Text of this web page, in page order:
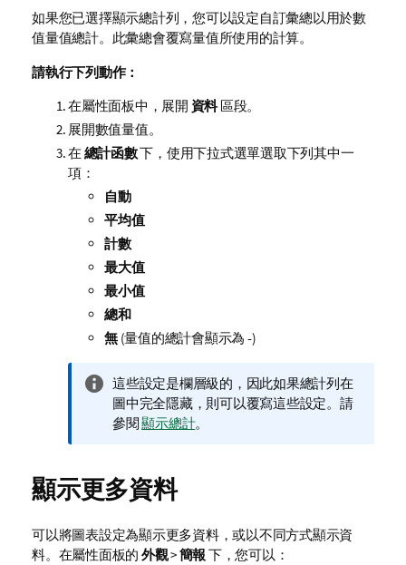
如果您已選擇顯示總計列，您可以設定自訂彙總以用於數
值量值總計。此彙總會覆寫量值所使用的計算。
請執行下列動作：
在屬性面板中，展開 資料區段。
展開數值量值。
在 總計函數下，使用下拉式選單選取下列其中一
項：
自動
平均值
計數
最大值
最小值
總和
無(量值的總計會顯示為 -)
資
訊
備
這些設定是欄層級的，因此如果總計列在
圖中完全隱藏，則可以覆寫這些設定。 請
參閱顯示總計。
顯示更多資料
可以將圖表設定為顯示更多資料，或以不同方式顯示資
料。在屬性面板的 外觀>簡報 下，您可以：